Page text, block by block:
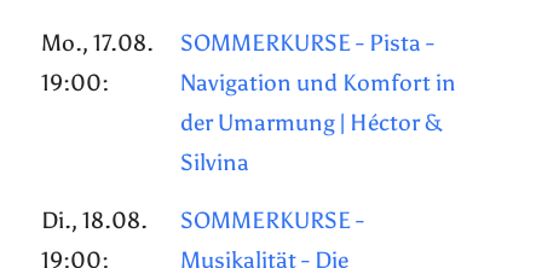
Mo., 17.08.
19:00:
SOMMERKURSE - Pista -
Navigation und Komfort in
der Umarmung | Héctor &
Silvina
Di., 18.08.
19:00:
SOMMERKURSE -
Musikalität - Die